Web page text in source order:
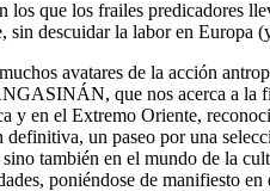
los que los frailes predicadores
descuidar la labor en Europa
avatares de la acción
, que nos acerca a la
y en el Extremo Oriente,
un paseo por una
también en el mundo de la
poniéndose de manifiesto